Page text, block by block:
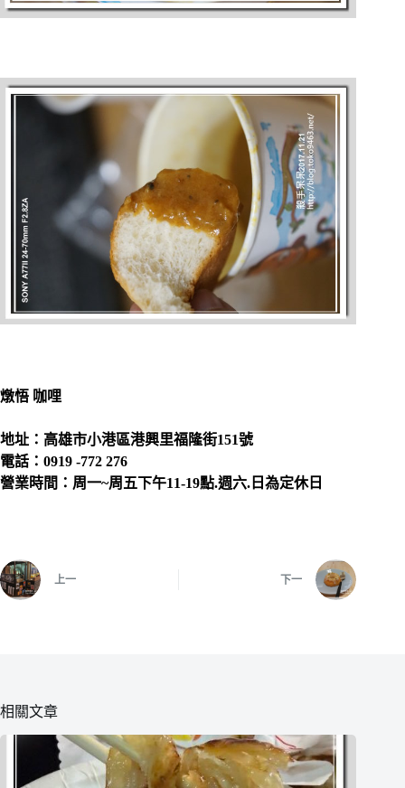
燉悟 咖哩
地址：高雄市小港區港興里福隆街151號
電話：0919 -772 276
營業時間：周一~周五下午11-19點.週六.日為定休日
上一 下一
相關文章